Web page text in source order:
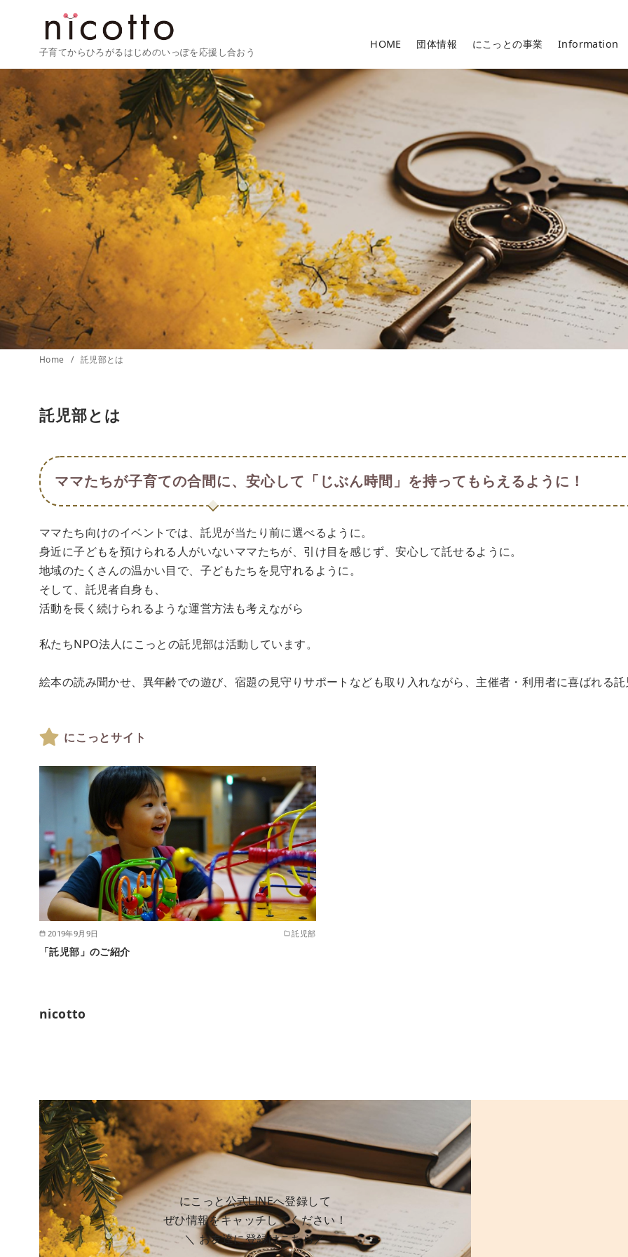
ン
テ
ン
ツ
へ
子育てからひろがるはじめのいっぽを応援し合おう
HOME 団体情報 にこっとの事業 Information
Home 託児部とは
託児部とは
ママたちが子育ての合間に、安心して「じぶん時間」を持ってもらえるように！
ママたち向けのイベントでは、託児が当たり前に選べるように。
身近に子どもを預けられる人がいないママたちが、引け目を感じず、安心して託せるように。
地域のたくさんの温かい目で、子どもたちを見守れるように。
そして、託児者自身も、
活動を長く続けられるような運営方法も考えながら
私たちNPO法人にこっとの託児部は活動しています。
絵本の読み聞かせ、異年齢での遊び、宿題の見守りサポートなども取り入れながら、主催者・利用者に喜ばれる託
にこっとサイト
2019年9月9日 託児部
「託児部」のご紹介
nicotto
にこっと公式LINEへ登録して
ぜひ情報をキャッチしてください！
＼ お友達に登録はこちら／